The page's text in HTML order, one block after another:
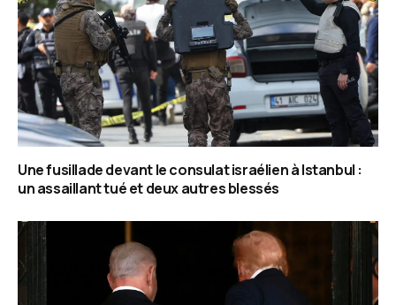
Une fusillade devant le consulat israélien à Istanbul :
un assaillant tué et deux autres blessés